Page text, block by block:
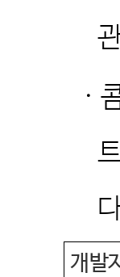
·
개발